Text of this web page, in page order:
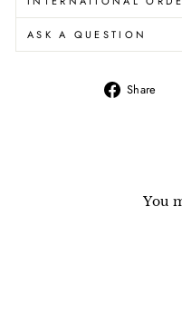
ASK A QUESTION
Share
You